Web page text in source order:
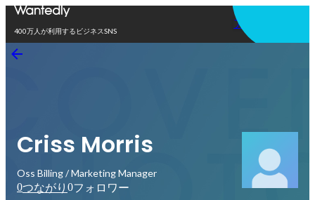
400万人が利用するビジネスSNS
アプリを使う
Criss Morris
Oss Billing / Marketing Manager
0つながり 0フォロワー